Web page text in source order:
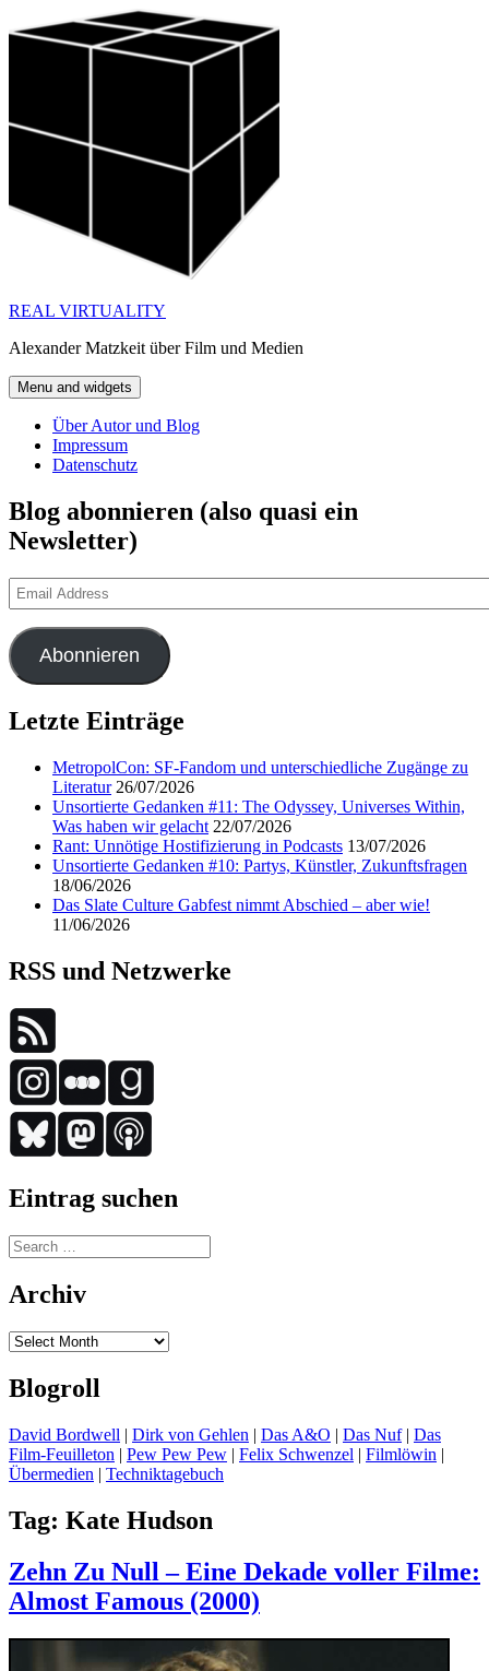
to
REAL VIRTUALITY
Alexander Matzkeit über Film und Medien
Menu and widgets
Über Autor und Blog
Impressum
Datenschutz
Blog abonnieren (also quasi ein
Newsletter)
Email
Address
Abonnieren
Letzte Einträge
MetropolCon: SF-Fandom und unterschiedliche Zugänge zu
Literatur 26/07/2026
Unsortierte Gedanken #11: The Odyssey, Universes Within,
Was haben wir gelacht 22/07/2026
Rant: Unnötige Hostifizierung in Podcasts 13/07/2026
Unsortierte Gedanken #10: Partys, Künstler, Zukunftsfragen
18/06/2026
Das Slate Culture Gabfest nimmt Abschied – aber wie!
11/06/2026
RSS und Netzwerke
Eintrag suchen
Search
for:
Archiv
Archiv
Blogroll
David Bordwell | Dirk von Gehlen | Das A&O | Das Nuf| Das
Film-Feuilleton | Pew Pew Pew | Felix Schwenzel | Filmlöwin |
Übermedien | Techniktagebuch
Tag: Kate Hudson
Zehn Zu Null – Eine Dekade voller Filme:
Almost Famous (2000)